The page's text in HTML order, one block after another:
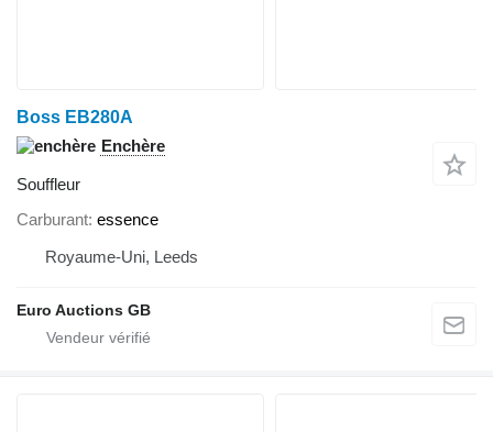
Boss EB280A
Enchère
Souffleur
Carburant essence
Royaume-Uni, Leeds
Euro Auctions GB